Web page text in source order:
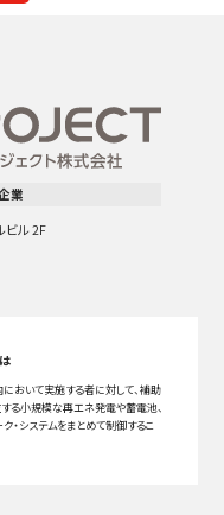
業
ル 2F
おいて実施する者に対して、補助
る小規模な再エネ発電や蓄電池、
・システムをまとめて制御するこ